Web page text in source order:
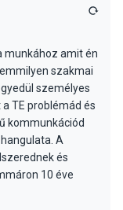
munkához amit én
szakmai
személyes
TE problémád és
kommunkációd
A
és
10 éve